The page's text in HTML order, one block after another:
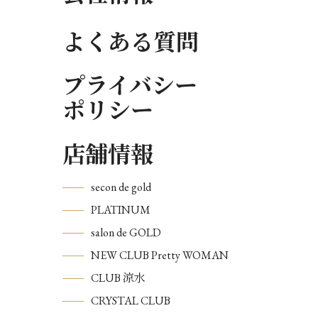
よくある質問
プライバシー
ポリシー
店舗情報
secon de gold
PLATINUM
salon de GOLD
NEW CLUB Pretty WOMAN
CLUB 涼水
CRYSTAL CLUB